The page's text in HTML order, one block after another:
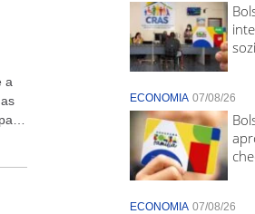
a
ECONOMIA 07/08/26
ECONOMIA 07/08/26